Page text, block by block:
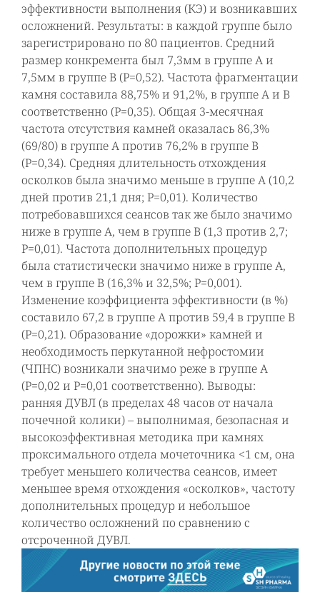
эффективности выполнения (КЭ) и возникавших
осложнений. Результаты: в каждой группе было
зарегистрировано по 80 пациентов. Средний
размер конкремента был 7,3мм в группе А и
7,5мм в группе В (Р=0,52). Частота фрагментации
камня составила 88,75% и 91,2%, в группе А и В
соответственно (Р=0,35). Общая 3-месячная
частота отсутствия камней оказалась 86,3%
(69/80) в группе А против 76,2% в группе В
(Р=0,34). Средняя длительность отхождения
осколков была значимо меньше в группе А (10,2
дней против 21,1 дня; Р=0,01). Количество
потребовавшихся сеансов так же было значимо
ниже в группе А, чем в группе В (1,3 против 2,7;
Р=0,01). Частота дополнительных процедур
была статистически значимо ниже в группе А,
чем в группе В (16,3% и 32,5%; Р=0,001).
Изменение коэффициента эффективности (в %)
составило 67,2 в группе А против 59,4 в группе В
(Р=0,21). Образование «дорожки» камней и
необходимость перкутанной нефростомии
(ЧПНС) возникали значимо реже в группе А
(Р=0,02 и Р=0,01 соответственно). Выводы:
ранняя ДУВЛ (в пределах 48 часов от начала
почечной колики) – выполнимая, безопасная и
высокоэффективная методика при камнях
проксимального отдела мочеточника <1 см, она
требует меньшего количества сеансов, имеет
меньшее время отхождения «осколков», частоту
дополнительных процедур и небольшое
количество осложнений по сравнению с
отсроченной ДУВЛ.